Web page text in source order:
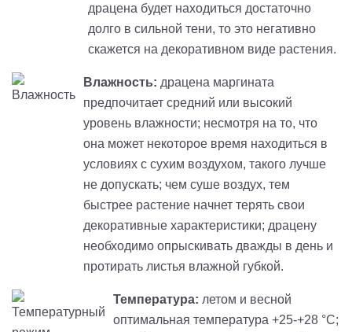
драцена будет находиться достаточно
долго в сильной тени, то это негативно
скажется на декоративном виде растения.
Влажность: драцена маргината
предпочитает средний или высокий
уровень влажности; несмотря на то, что
она может некоторое время находиться в
условиях с сухим воздухом, такого лучше
не допускать; чем суше воздух, тем
быстрее растение начнет терять свои
декоративные характеристики; драцену
необходимо опрыскивать дважды в день и
протирать листья влажной губкой.
Температура: летом и весной
оптимальная температура +25-+28 °C;